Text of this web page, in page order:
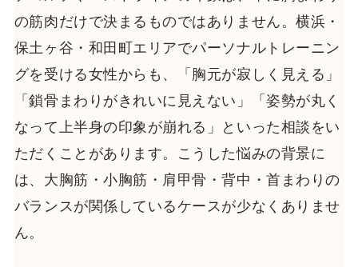
の筋肉だけで決まるものではありません。横浜・
保土ヶ谷・和田町エリアでパーソナルトレーニン
グを受ける女性からも、「胸元が寂しく見える」
「鎖骨まわりがきれいに見えない」「姿勢が丸く
なって上半身の印象が崩れる」といった相談をい
ただくことがあります。こうした悩みの背景に
は、大胸筋・小胸筋・肩甲骨・背中・首まわりの
バランスが関係しているケースが少なくありませ
ん。